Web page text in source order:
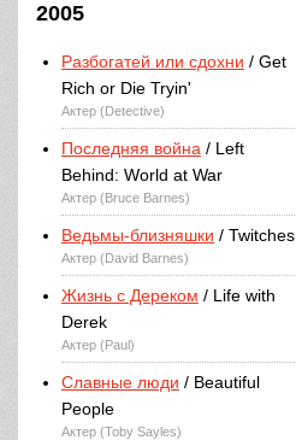
2005
Разбогатей или сдохни / Get
Rich or Die Tryin'
Актер (Detective)
Последняя война / Left
Behind: World at War
Актер (Bruce Barnes)
Ведьмы-близняшки / Twitches
Актер (David Barnes)
Жизнь с Дереком / Life with
Derek
Актер (Paul)
Славные люди / Beautiful
People
Актер (Toby Sayles)